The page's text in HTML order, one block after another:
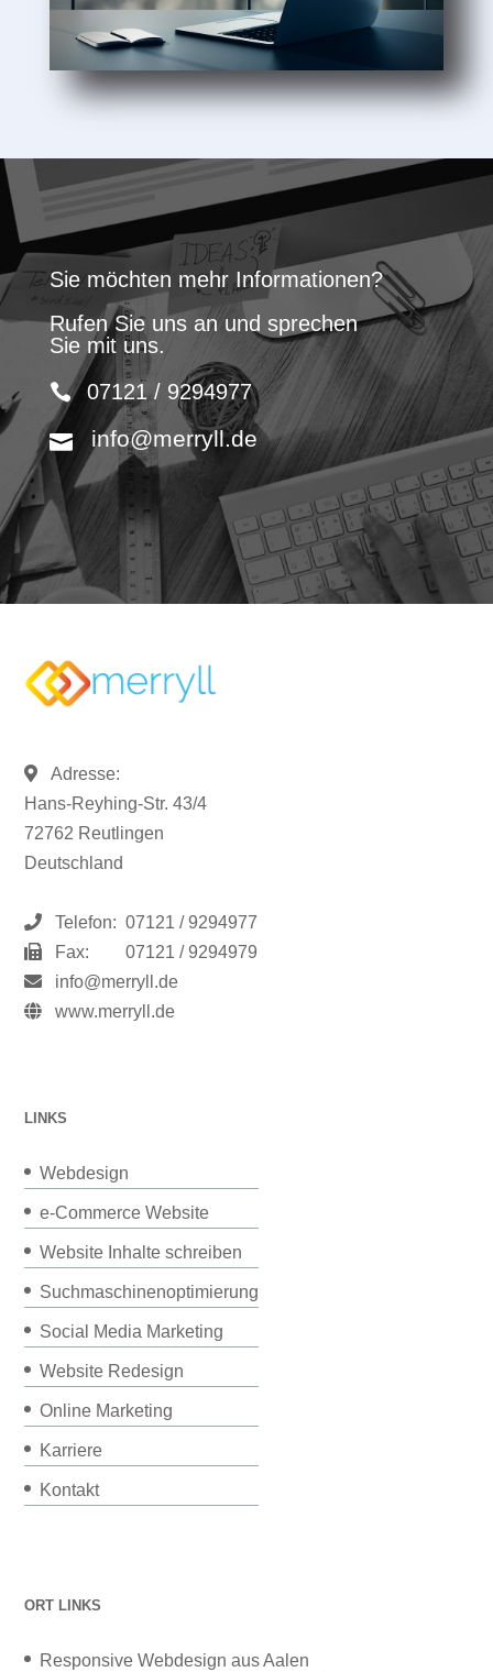
Sie möchten mehr Informationen?
Rufen Sie uns an und sprechen
Sie mit uns.
07121 / 9294977
info@merryll.de
Adresse:
Hans-Reyhing-Str. 43/4
72762 Reutlingen
Deutschland
Telefon: 07121 / 9294977
Fax:
07121 / 9294979
info@merryll.de
www.merryll.de
LINKS
Webdesign
e-Commerce Website
Website Inhalte schreiben
Suchmaschinenoptimierung
Social Media Marketing
Website Redesign
Online Marketing
Karriere
Kontakt
ORT LINKS
Responsive Webdesign aus Aalen